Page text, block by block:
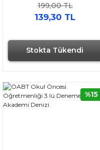
Stokta Tükendi
Edebiyatı 10 x 20
Denemeler Yargı Yayınları
199,00 TL
139,30 TL
%15